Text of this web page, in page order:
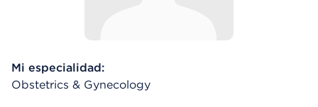
Mi especialidad:
Obstetrics & Gynecology